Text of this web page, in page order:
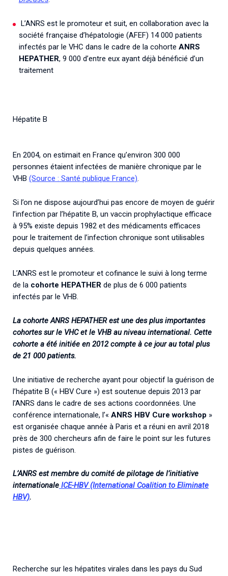
L’ANRS est le promoteur et suit, en collaboration avec la
société française d’hépatologie (AFEF) 14 000 patients
infectés par le VHC dans le cadre de la cohorte ANRS
HEPATHER, 9 000 d’entre eux ayant déjà bénéficié d’un
traitement
Hépatite B
En 2004, on estimait en France qu’environ 300 000
personnes étaient infectées de manière chronique par le
VHB (Source : Santé publique France).
Si l’on ne dispose aujourd’hui pas encore de moyen de guérir
l’infection par l’hépatite B, un vaccin prophylactique efficace
à 95% existe depuis 1982 et des médicaments efficaces
pour le traitement de l’infection chronique sont utilisables
depuis quelques années.
L’ANRS est le promoteur et cofinance le suivi à long terme
de la cohorte HEPATHER de plus de 6 000 patients
infectés par le VHB.
La cohorte ANRS HEPATHER est une des plus importantes
cohortes sur le VHC et le VHB au niveau international. Cette
cohorte a été initiée en 2012 compte à ce jour au total plus
de 21 000 patients.
Une initiative de recherche ayant pour objectif la guérison de
l’hépatite B (« HBV Cure ») est soutenue depuis 2013 par
l’ANRS dans le cadre de ses actions coordonnées. Une
conférence internationale, l’« ANRS HBV Cure workshop »
est organisée chaque année à Paris et a réuni en avril 2018
près de 300 chercheurs afin de faire le point sur les futures
pistes de guérison.
L’ANRS est membre du comité de pilotage de l’initiative
internationale ICE-HBV (International Coalition to Eliminate
HBV).
Recherche sur les hépatites virales dans les pays du Sud